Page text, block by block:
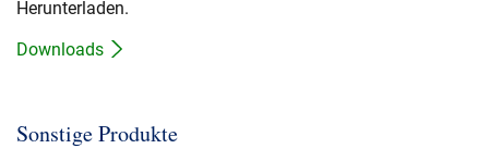
Herunterladen.
Downloads
Sonstige Produkte